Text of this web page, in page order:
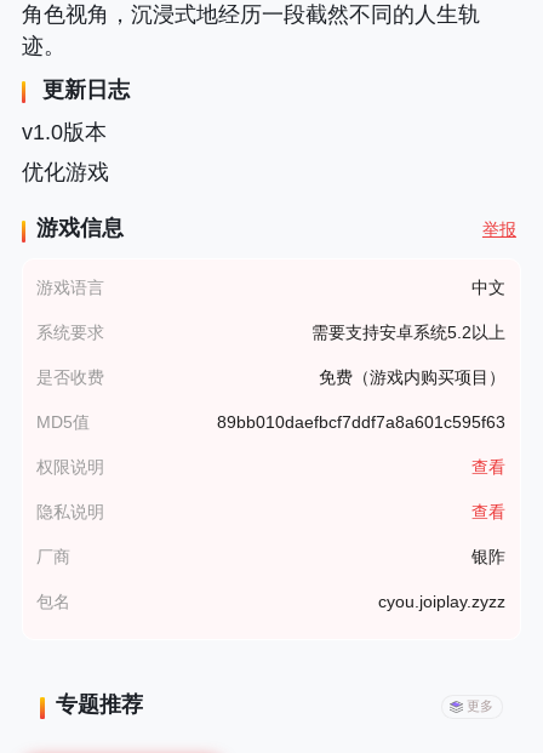
角色视角，沉浸式地经历一段截然不同的人生轨
迹。
更新日志
v1.0版本
优化游戏
游戏信息 举报
游戏语言 中文
系统要求 需要支持安卓系统5.2以上
是否收费 免费（游戏内购买项目）
MD5值 89bb010daefbcf7ddf7a8a601c595f63
权限说明 查看
隐私说明 查看
厂商 银阼
包名 cyou.joiplay.zyzz
专题推荐 更多